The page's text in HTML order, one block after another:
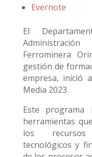
Evernote
El
Ferrominera
gestión de
empresa, inició
Media 2023.
Este
herramientas
los recursos
tecnológicos y